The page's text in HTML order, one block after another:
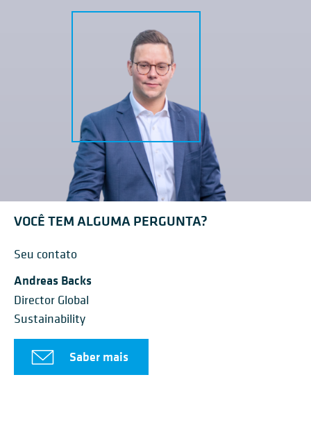
VOCÊ TEM ALGUMA PERGUNTA?
Seu contato
Andreas Backs
Director Global
Sustainability
Saber mais